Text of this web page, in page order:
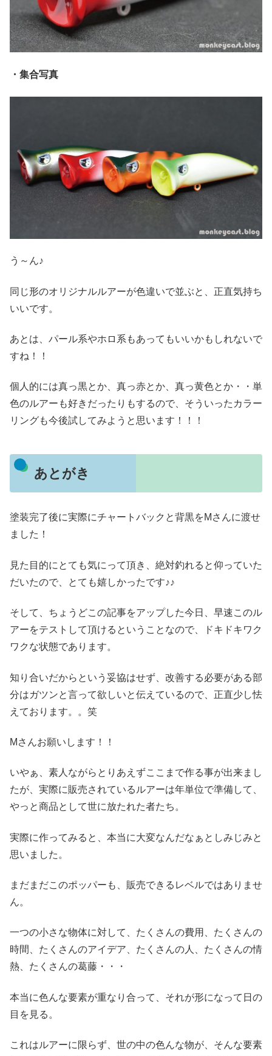
・集合写真
う～ん♪
同じ形のオリジナルルアーが色違いで並ぶと、正直気持ち
いいです。
あとは、パール系やホロ系もあってもいいかもしれないで
すね！！
個人的には真っ黒とか、真っ赤とか、真っ黄色とか・・単
色のルアーも好きだったりもするので、そういったカラー
リングも今後試してみようと思います！！！
あとがき
塗装完了後に実際にチャートバックと背黒をMさんに渡せ
ました！
見た目的にとても気にって頂き、絶対釣れると仰っていた
だいたので、とても嬉しかったです♪♪
そして、ちょうどこの記事をアップした今日、早速このル
アーをテストして頂けるということなので、ドキドキワク
ワクな状態であります。
知り合いだからという妥協はせず、改善する必要がある部
分はガツンと言って欲しいと伝えているので、正直少し怯
えております。。笑
Mさんお願いします！！
いやぁ、素人ながらとりあえずここまで作る事が出来まし
たが、実際に販売されているルアーは年単位で準備して、
やっと商品として世に放たれた者たち。
実際に作ってみると、本当に大変なんだなぁとしみじみと
思いました。
まだまだこのポッパーも、販売できるレベルではありませ
ん。
一つの小さな物体に対して、たくさんの費用、たくさんの
時間、たくさんのアイデア、たくさんの人、たくさんの情
熱、たくさんの葛藤・・・
本当に色んな要素が重なり合って、それが形になって日の
目を見る。
これはルアーに限らず、世の中の色んな物が、そんな要素